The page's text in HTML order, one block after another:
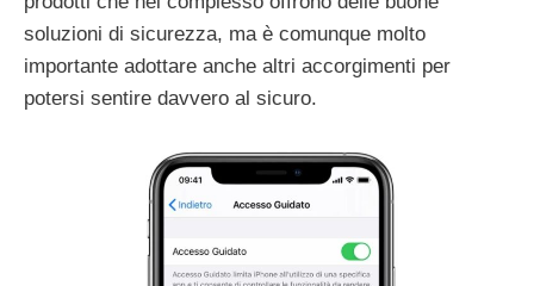
soluzioni di sicurezza, ma è comunque molto
importante adottare anche altri accorgimenti per
potersi sentire davvero al sicuro.